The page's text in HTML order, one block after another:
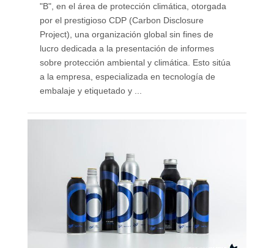
"B", en el área de protección climática, otorgada
por el prestigioso CDP (Carbon Disclosure
Project), una organización global sin fines de
lucro dedicada a la presentación de informes
sobre protección ambiental y climática. Esto sitúa
a la empresa, especializada en tecnología de
embalaje y etiquetado y ...